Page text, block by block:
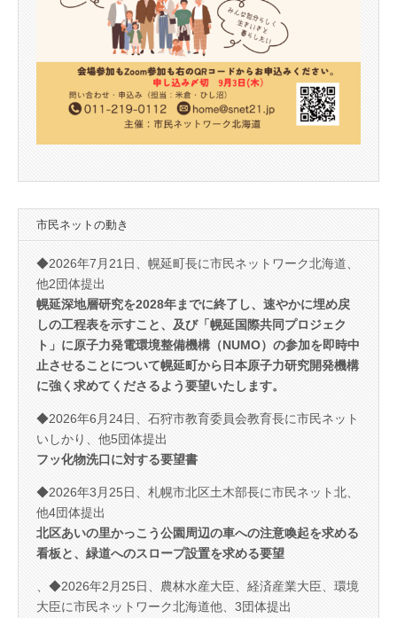
市民ネットの動き
◆2026年7月21日、幌延町長に市民ネットワーク北海道、
他2団体提出
幌延深地層研究を2028年までに終了し、速やかに埋め戻
しの工程表を示すこと、及び「幌延国際共同プロジェク
ト」に原子力発電環境整備機構（NUMO）の参加を即時中
止させることについて幌延町から日本原子力研究開発機構
に強く求めてくださるよう要望いたします。
◆2026年6月24日、石狩市教育委員会教育長に市民ネット
いしかり、他5団体提出
フッ化物洗口に対する要望書
◆2026年3月25日、札幌市北区土木部長に市民ネット北、
他4団体提出
北区あいの里かっこう公園周辺の車への注意喚起を求める
看板と、緑道へのスロープ設置を求める要望
、◆2026年2月25日、農林水産大臣、経済産業大臣、環境
大臣に市民ネットワーク北海道他、3団体提出